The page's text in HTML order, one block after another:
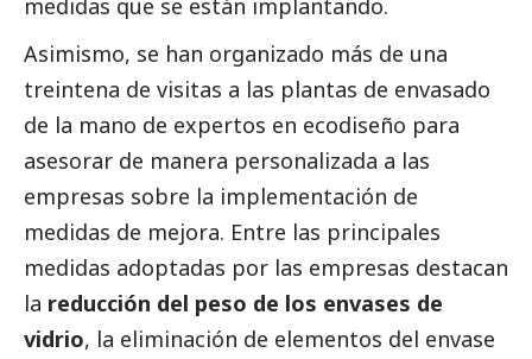
medidas que se están implantando.
Asimismo, se han organizado más de una
treintena de visitas a las plantas de envasado
de la mano de expertos en ecodiseño para
asesorar de manera personalizada a las
empresas sobre la implementación de
medidas de mejora. Entre las principales
medidas adoptadas por las empresas destacan
la reducción del peso de los envases de
vidrio, la eliminación de elementos del envase